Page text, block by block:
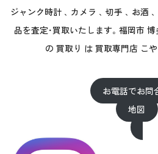
ジャンク時計 ､ カメラ ､ 切手 ､ お酒
品を査定･買取いたします｡ 福岡市
の 買取り は 買取専門店 こ
お電話でお問
地図